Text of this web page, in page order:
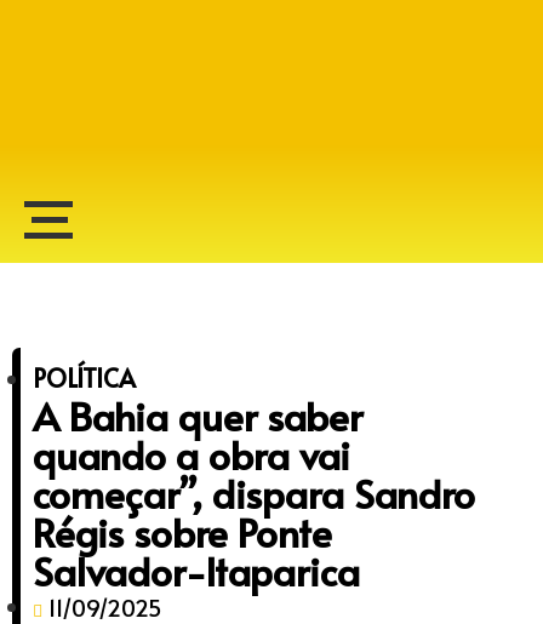
POLÍTICA
A Bahia quer saber
quando a obra vai
começar”, dispara Sandro
Régis sobre Ponte
Salvador-Itaparica
11/09/2025